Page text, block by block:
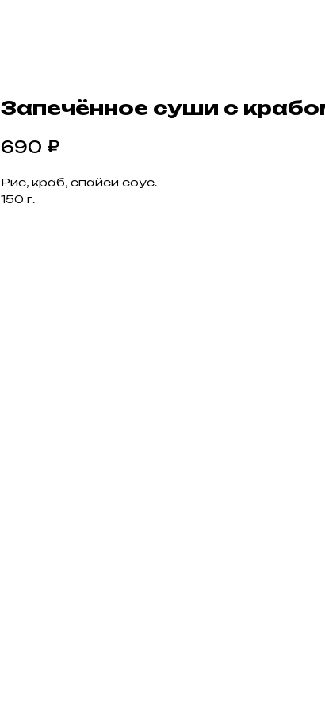
Запечённое суши с
690 ₽
Рис, краб, спайси соус.
150 г.